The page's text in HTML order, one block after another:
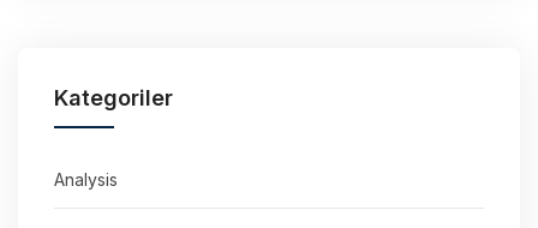
Kategoriler
Analysis